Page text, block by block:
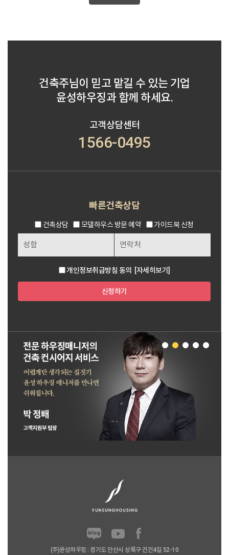
건축주님이 믿고 맡길 수 있는 기업
윤성하우징과 함께 하세요.
고객상담센터
1566-0495
빠른건축상담
건축상담 모델하우스 방문 예약 가이드북 신청
개인정보취급방침 동의 [자세히보기]
신청하기
(주)윤성하우징 : 경기도 안산시 상록구 건건4길 52-10